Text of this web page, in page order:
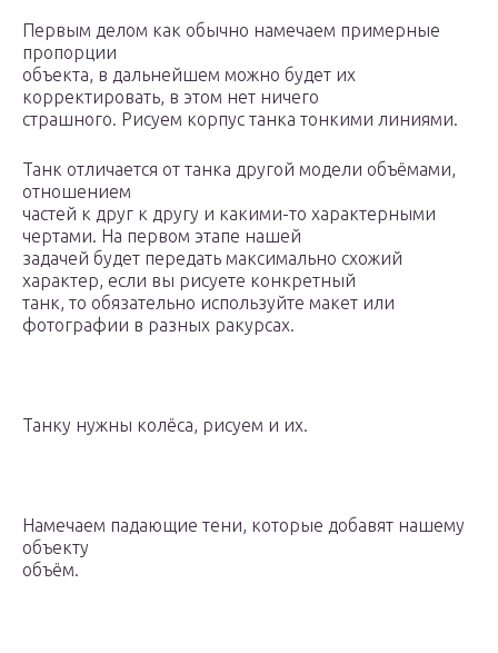
Первым делом как обычно намечаем примерные
пропорции
объекта, в дальнейшем можно будет их
корректировать, в этом нет ничего
страшного. Рисуем корпус танка тонкими линиями.
Танк отличается от танка другой модели объёмами,
отношением
частей к друг к другу и какими-то характерными
чертами. На первом этапе нашей
задачей будет передать максимально схожий
характер, если вы рисуете конкретный
танк, то обязательно используйте макет или
фотографии в разных ракурсах.
Танку нужны колёса, рисуем и их.
Намечаем падающие тени, которые добавят нашему
объекту
объём.